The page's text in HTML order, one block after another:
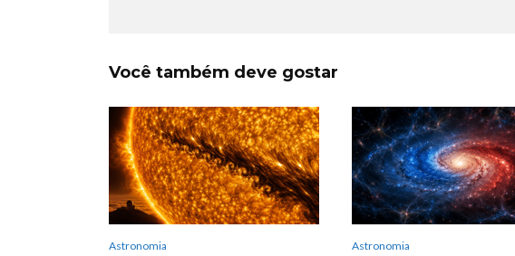
Você também deve gostar
Astronomia Astronomia